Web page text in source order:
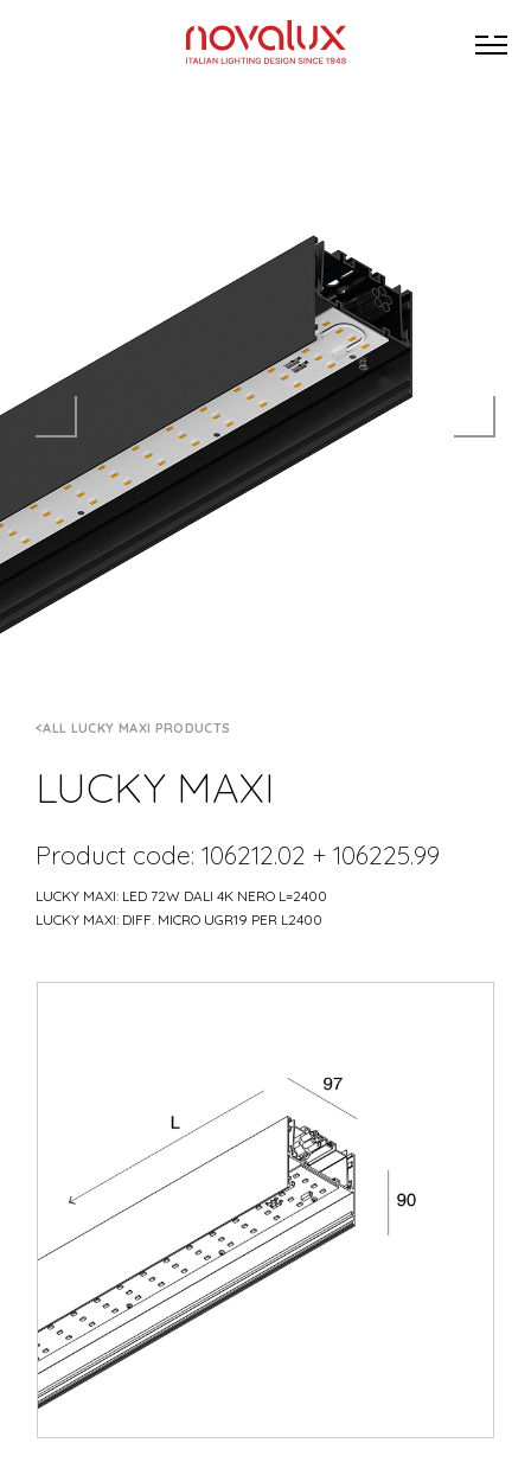
ALL LUCKY MAXI PRODUCTS
LUCKY MAXI
Product code: 106212.02 + 106225.99
LUCKY MAXI: LED 72W DALI 4K NERO L=2400
LUCKY MAXI: DIFF. MICRO UGR19 PER L2400